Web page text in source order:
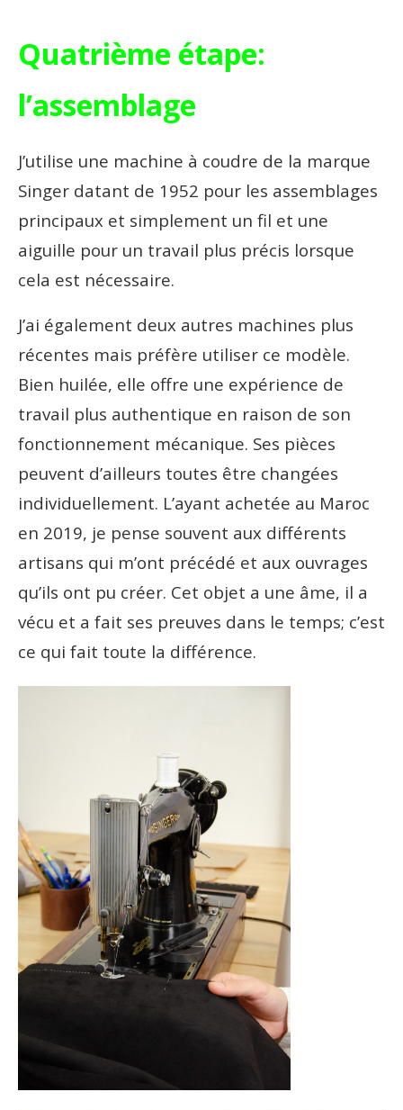
Quatrième étape:
l’assemblage
J’utilise une machine à coudre de la marque
Singer datant de 1952 pour les assemblages
principaux et simplement un fil et une
aiguille pour un travail plus précis lorsque
cela est nécessaire.
J’ai également deux autres machines plus
récentes mais préfère utiliser ce modèle.
Bien huilée, elle offre une expérience de
travail plus authentique en raison de son
fonctionnement mécanique. Ses pièces
peuvent d’ailleurs toutes être changées
individuellement. L’ayant achetée au Maroc
en 2019, je pense souvent aux différents
artisans qui m’ont précédé et aux ouvrages
qu’ils ont pu créer. Cet objet a une âme, il a
vécu et a fait ses preuves dans le temps; c’est
ce qui fait toute la différence.